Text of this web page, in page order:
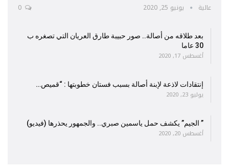
عالية يونيو 25, 2020
بعد طلاقه من أصالة.. صور حبيبة طارق العريان التي تصغره ب
30 عاما
أغسطس 17, 2020
إنتقادات لاذعة لإبنة أصالة بسبب فستان خطوبتها : “قميص…
يوليو 23, 2020
” الجيم” يكشف حمل ياسمين صبري.. والجمهور يحذرها (فيديو)
أغسطس 20, 2020